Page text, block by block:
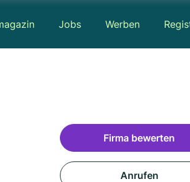
Jobs Werben
Firma bewerten
Anrufen